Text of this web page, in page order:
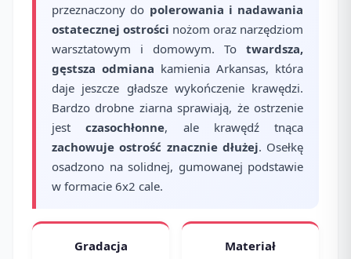
przeznaczony do polerowania i nadawania
ostatecznej ostrości nożom oraz narzędziom
warsztatowym i domowym. To twardsza,
gęstsza odmiana kamienia Arkansas, która
daje jeszcze gładsze wykończenie krawędzi.
Bardzo drobne ziarna sprawiają, że ostrzenie
jestczasochłonne, ale krawędź tnąca
zachowuje ostrość znacznie dłużej. Osełkę
osadzono na solidnej, gumowanej podstawie
w formacie 6x2 cale.
Gradacja Materiał